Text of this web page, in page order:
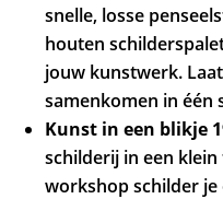
snelle, losse
houten
jouw kunstwerk.
samenkomen in één
Kunst in een blikje
schilderij in een
workshop schilder